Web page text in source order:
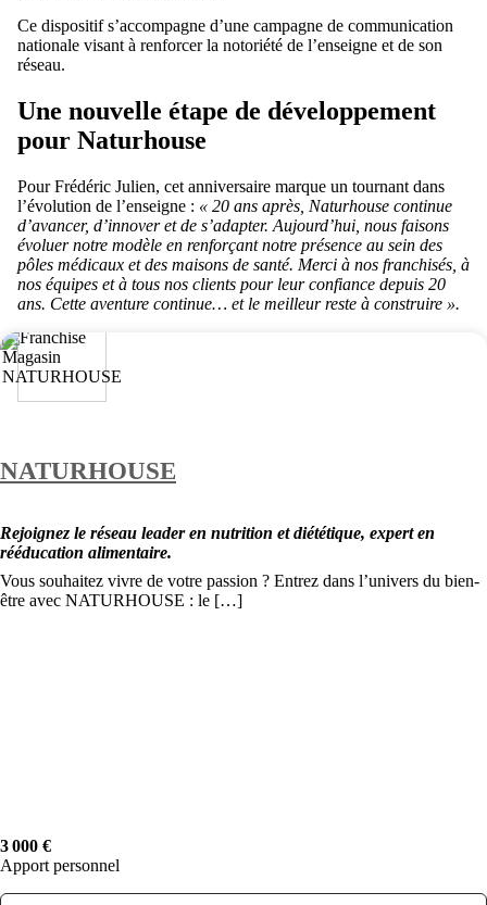
Ce dispositif s’accompagne d’une campagne de communication
nationale visant à renforcer la notoriété de l’enseigne et de son
réseau.
Une nouvelle étape de développement
pour Naturhouse
Pour Frédéric Julien, cet anniversaire marque un tournant dans
l’évolution de l’enseigne : « 20 ans après, Naturhouse continue
d’avancer, d’innover et de s’adapter. Aujourd’hui, nous faisons
évoluer notre modèle en renforçant notre présence au sein des
pôles médicaux et des maisons de santé. Merci à nos franchisés, à
nos équipes et à tous nos clients pour leur confiance depuis 20
ans. Cette aventure continue… et le meilleur reste à construire ».
NATURHOUSE
Rejoignez le réseau leader en nutrition et diététique, expert en
rééducation alimentaire.
Vous souhaitez vivre de votre passion ? Entrez dans l’univers du bien-
être avec NATURHOUSE : le […]
3 000 €
Apport personnel